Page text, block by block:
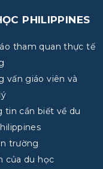
PHILIPPINES
tham quan thực tế
vấn giáo viên và
tin cần biết về du
trường
của du học